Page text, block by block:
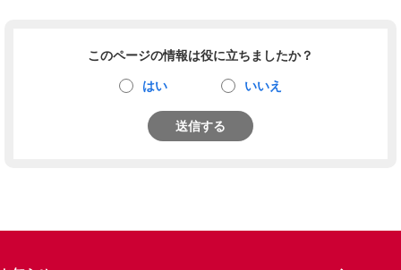
このページの情報は役に立ちましたか？
はい いいえ
送信する